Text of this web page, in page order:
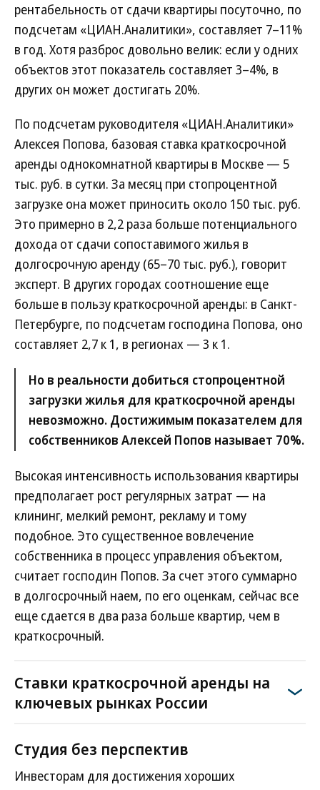
рентабельность от сдачи квартиры посуточно, по
подсчетам «ЦИАН.Аналитики», составляет 7–11%
в год. Хотя разброс довольно велик: если у одних
объектов этот показатель составляет 3–4%, в
других он может достигать 20%.
По подсчетам руководителя «ЦИАН.Аналитики»
Алексея Попова, базовая ставка краткосрочной
аренды однокомнатной квартиры в Москве — 5
тыс. руб. в сутки. За месяц при стопроцентной
загрузке она может приносить около 150 тыс. руб.
Это примерно в 2,2 раза больше потенциального
дохода от сдачи сопоставимого жилья в
долгосрочную аренду (65–70 тыс. руб.), говорит
эксперт. В других городах соотношение еще
больше в пользу краткосрочной аренды: в Санкт-
Петербурге, по подсчетам господина Попова, оно
составляет 2,7 к 1, в регионах — 3 к 1.
Но в реальности добиться стопроцентной
загрузки жилья для краткосрочной аренды
невозможно. Достижимым показателем для
собственников Алексей Попов называет 70%.
Высокая интенсивность использования квартиры
предполагает рост регулярных затрат — на
клининг, мелкий ремонт, рекламу и тому
подобное. Это существенное вовлечение
собственника в процесс управления объектом,
считает господин Попов. За счет этого суммарно
в долгосрочный наем, по его оценкам, сейчас все
еще сдается в два раза больше квартир, чем в
краткосрочный.
Ставки краткосрочной аренды на
ключевых рынках России
Студия без перспектив
Инвесторам для достижения хороших